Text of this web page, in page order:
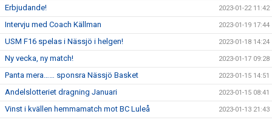
Erbjudande! 2023-01-22 11:42
Intervju med Coach Källman 2023-01-19 17:44
USM F16 spelas i Nässjö i helgen! 2023-01-18 14:24
Ny vecka, ny match! 2023-01-17 09:28
Panta mera…… sponsra Nässjö Basket 2023-01-15 14:51
Andelslotteriet dragning Januari 2023-01-15 08:41
Vinst i kvällen hemmamatch mot BC Luleå 2023-01-13 21:43